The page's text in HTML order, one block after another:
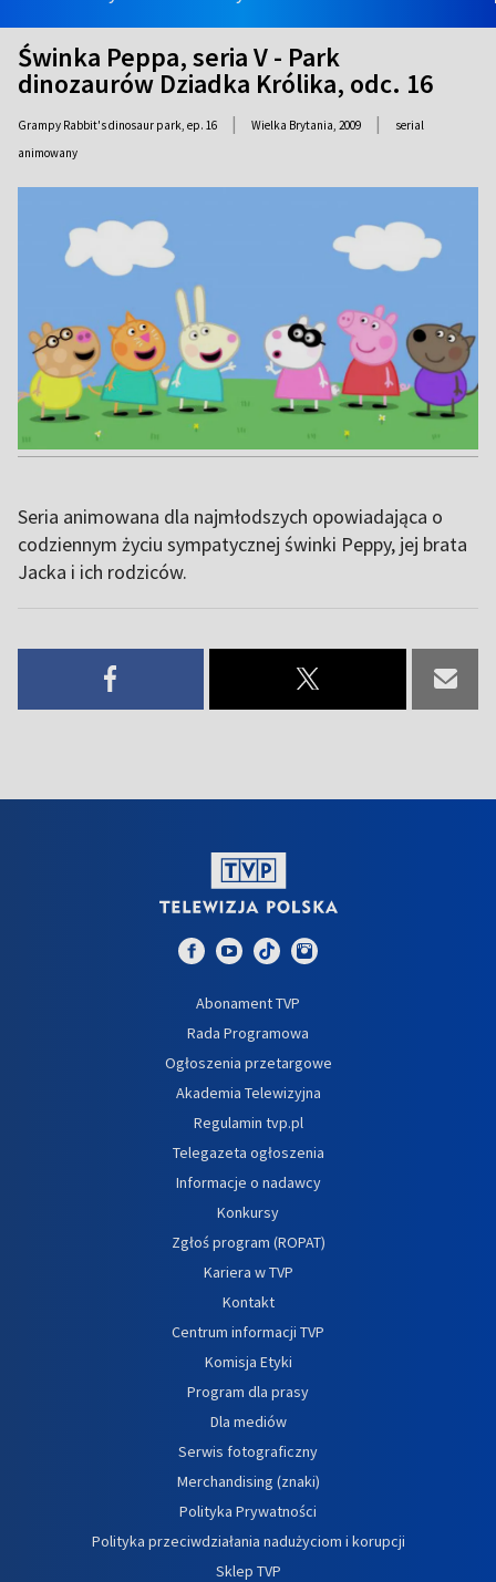
Świnka Peppa, seria V - Park
dinozaurów Dziadka Królika, odc. 16
Grampy Rabbit's dinosaur park, ep. 16 | Wielka Brytania, 2009 |
serial
animowany
Seria animowana dla najmłodszych opowiadająca o
codziennym życiu sympatycznej świnki Peppy, jej brata
Jacka i ich rodziców.
Abonament TVP
Rada Programowa
Ogłoszenia przetargowe
Akademia Telewizyjna
Regulamin tvp.pl
Telegazeta ogłoszenia
Informacje o nadawcy
Konkursy
Zgłoś program (ROPAT)
Kariera w TVP
Kontakt
Centrum informacji TVP
Komisja Etyki
Program dla prasy
Dla mediów
Serwis fotograficzny
Merchandising (znaki)
Polityka Prywatności
Polityka przeciwdziałania nadużyciom i korupcji
Sklep TVP